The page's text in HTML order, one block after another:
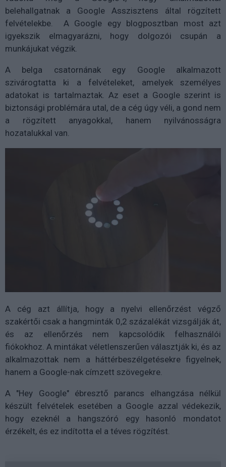
belehallgatnak a Google Asszisztens által rögzített
felvételekbe. A Google egy blogposztban most azt
igyekszik elmagyarázni, hogy dolgozói csupán a
munkájukat végzik.
A belga csatornának egy Google alkalmazott
szivárogtatta ki a felvételeket, amelyek személyes
adatokat is tartalmaztak. Az eset a Google szerint is
biztonsági problémára utal, de a cég úgy véli, a gond nem
a rögzített anyagokkal, hanem nyilvánosságra
hozatalukkal van.
A cég azt állítja, hogy a nyelvi ellenőrzést végző
szakértői csak a hangminták 0,2 százalékát vizsgálják át,
és az ellenőrzés nem kapcsolódik felhasználói
fiókokhoz. A mintákat véletlenszerűen választják ki, és az
alkalmazottak nem a háttérbeszélgetésekre figyelnek,
hanem a Google-nak címzett szövegekre.
A "Hey Google" ébresztő parancs elhangzása nélkül
készült felvételek esetében a Google azzal védekezik,
hogy ezeknél a hangszóró egy hasonló mondatot
érzékelt, és ez indította el a téves rögzítést.